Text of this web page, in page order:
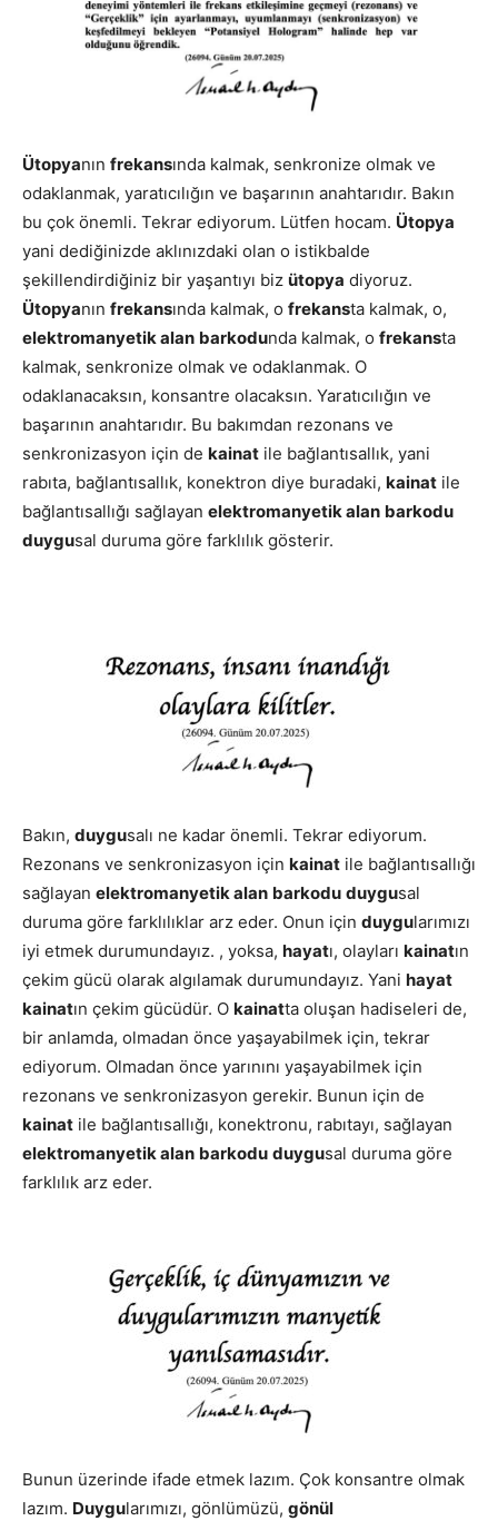
Ütopyanın frekansında kalmak, senkronize olmak ve
odaklanmak, yaratıcılığın ve başarının anahtarıdır. Bakın
bu çok önemli. Tekrar ediyorum. Lütfen hocam. Ütopya
yani dediğinizde aklınızdaki olan o istikbalde
şekillendirdiğiniz bir yaşantıyı biz ütopya diyoruz.
Ütopyanın frekansında kalmak, o frekansta kalmak, o,
elektromanyetik alan barkodunda kalmak, o frekansta
kalmak, senkronize olmak ve odaklanmak. O
odaklanacaksın, konsantre olacaksın. Yaratıcılığın ve
başarının anahtarıdır. Bu bakımdan rezonans ve
senkronizasyon için de kainat ile bağlantısallık, yani
rabıta, bağlantısallık, konektron diye buradaki, kainat ile
bağlantısallığı sağlayan elektromanyetik alan barkodu
duygusal duruma göre farklılık gösterir.
Bakın, duygusalı ne kadar önemli. Tekrar ediyorum.
Rezonans ve senkronizasyon için kainat ile bağlantısallığı
sağlayan elektromanyetik alan barkodu duygusal
duruma göre farklılıklar arz eder. Onun için duygularımızı
iyi etmek durumundayız. , yoksa, hayatı, olayları kainatın
çekim gücü olarak algılamak durumundayız. Yani hayat
kainatın çekim gücüdür. O kainatta oluşan hadiseleri de,
bir anlamda, olmadan önce yaşayabilmek için, tekrar
ediyorum. Olmadan önce yarınını yaşayabilmek için
rezonans ve senkronizasyon gerekir. Bunun için de
kainat ile bağlantısallığı, konektronu, rabıtayı, sağlayan
elektromanyetik alan barkodu duygusal duruma göre
farklılık arz eder.
Bunun üzerinde ifade etmek lazım. Çok konsantre olmak
lazım. Duygularımızı, gönlümüzü, gönül